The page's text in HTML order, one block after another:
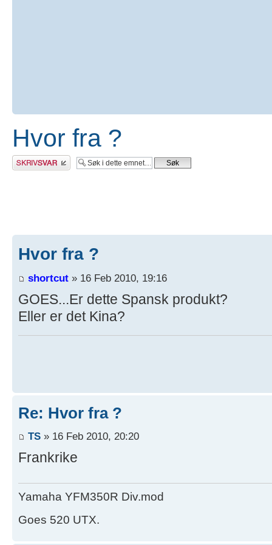
Hvor fra ?
Skriv et svar
Hvor fra ?
shortcut » 16 Feb 2010, 19:16
GOES...Er dette Spansk produkt?
Eller er det Kina?
Re: Hvor fra ?
TS » 16 Feb 2010, 20:20
Frankrike
Yamaha YFM350R Div.mod
Goes 520 UTX.